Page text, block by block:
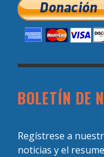
BOLETÍN DE
Regístrese a
noticias y el